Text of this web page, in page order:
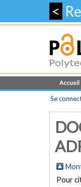
<
Accueil
Se
Pour